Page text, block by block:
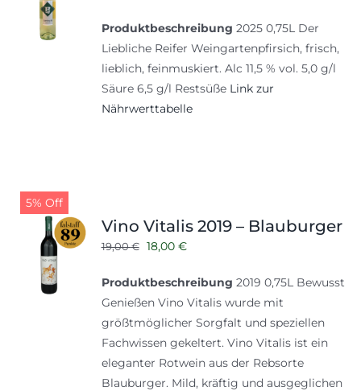
war:
9,50 €
ist:
8,50 €.
Produktbeschreibung 2025 0,75L Der
Liebliche Reifer Weingartenpfirsich, frisch,
lieblich, feinmuskiert. Alc 11,5 % vol. 5,0 g/l
Säure 6,5 g/l Restsüße Link zur
Nährwerttabelle
5% Off
Vino Vitalis 2019 – Blauburger
19,00€ Ursprünglicher
war:
19,00 €
18,00 €Aktueller
ist:
18,00 €.
Produktbeschreibung 2019 0,75L Bewusst
Genießen Vino Vitalis wurde mit
größtmöglicher Sorgfalt und speziellen
Fachwissen gekeltert. Vino Vitalis ist ein
eleganter Rotwein aus der Rebsorte
Blauburger. Mild, kräftig und ausgeglichen